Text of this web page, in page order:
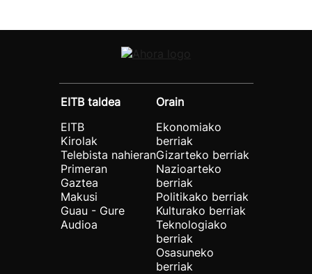
EITB taldea
EITB
Kirolak
Telebista nahieran
Primeran
Gaztea
Makusi
Guau - Gure
Audioa
Orain
Ekonomiako
berriak
Gizarteko berriak
Nazioarteko
berriak
Politikako berriak
Kulturako berriak
Teknologiako
berriak
Osasuneko
berriak